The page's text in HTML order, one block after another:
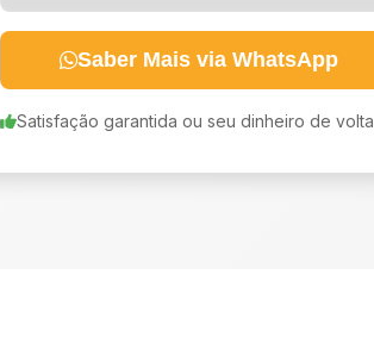
Saber Mais via WhatsApp
Satisfação garantida ou seu dinheiro de volta